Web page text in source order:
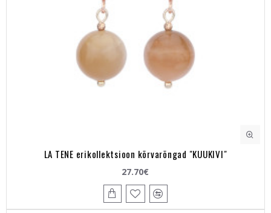
LA TENE erikollektsioon kõrvarõngad "KUUKIVI"
27.70€